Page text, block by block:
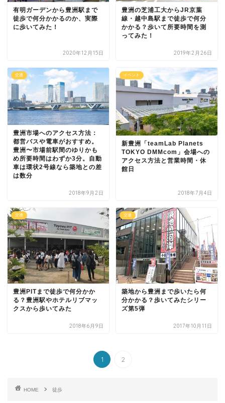
有明ガーデンから豊洲駅まで
徒歩で何分かかるのか、実際
に歩いてみた！
2020年12月15日
豊洲の芝浦工大からJR京葉
線・越中島駅まで徒歩で何分
かかる？歩いて所要時間を測
ってみた！
2019年2月26日
交通
豊洲市場へのアクセス方法：
都営バスや電車がおすすめ。
豊洲〜市場前駅間のゆりかも
め所要時間はわずか3分。自動
車は環状2号線なら築地との差
は数分
2018年9月2日
イベント
新豊洲「teamLab Planets
TOKYO DMMcom」会場への
アクセス方法と営業時間・休
館日
2018年7月4日
交通
豊洲PITまで徒歩で何分かか
る？豊洲駅やホテルリブマッ
クスから歩いてみた
2018年6月9日
交通
築地から豊洲まで歩いたら何
分かかる？歩いてみたシリー
ズ第5弾
2017年10月11日
1 2
HOME 徒歩